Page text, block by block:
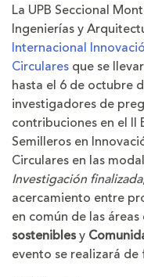
La UPB Seccional
Ingenierías y
Internacional
Circulares que se
hasta el 6 de octubre
investigadores de
contribuciones en el II
Semilleros en
Circulares en las
Investigación finalizada
acercamiento entre
en común de las áreas
sosteniblesy
evento se realizará